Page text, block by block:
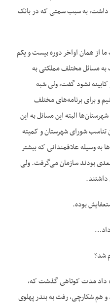
داشت، به سبب سمتی که در بانک
از همان اواخر دوره بیست و یکم
به مسائل مختلف مملکتی به
نشود گفت، ولی شبه
و برای برنامه‌‌های مختلف
البته این مسائل به این
شورای شهرستان و کمیته
به وسیله علاقمندانی که بیشتر
بودند سازمان می‌گرفت. ولی
بوده.
شد؟
داد مدت کوتاهی گذشت که،
هم شکارچی، رفت به بندر پهلوی